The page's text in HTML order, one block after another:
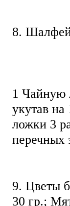
8. Шалфей
1 Чайную
укутав
ложки 3
перечных
9. Цветы
30 гр.;